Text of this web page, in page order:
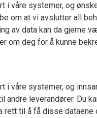
i våre systemer, og
om at vi avslutter all
av data kan da gjerne
om deg for å kunne
i våre systemer, og
andre leverandører. Du
rett til å få disse